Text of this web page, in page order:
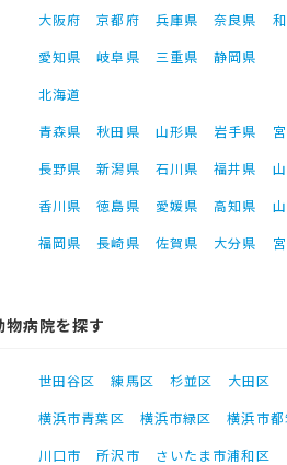
大阪府 京都府 兵庫県 奈良県
愛知県 岐阜県 三重県
静岡県
北海道
青森県 秋田県 山形県 岩手県
長野県 新潟県 石川県 福井県
香川県 徳島県 愛媛県 高知県
福岡県 長崎県 佐賀県 大分県
病院を探す
世田谷区 練馬区 杉並区 大田区
横浜市青葉区 横浜市緑区 横浜市
川口市 所沢市 さいたま市浦和区